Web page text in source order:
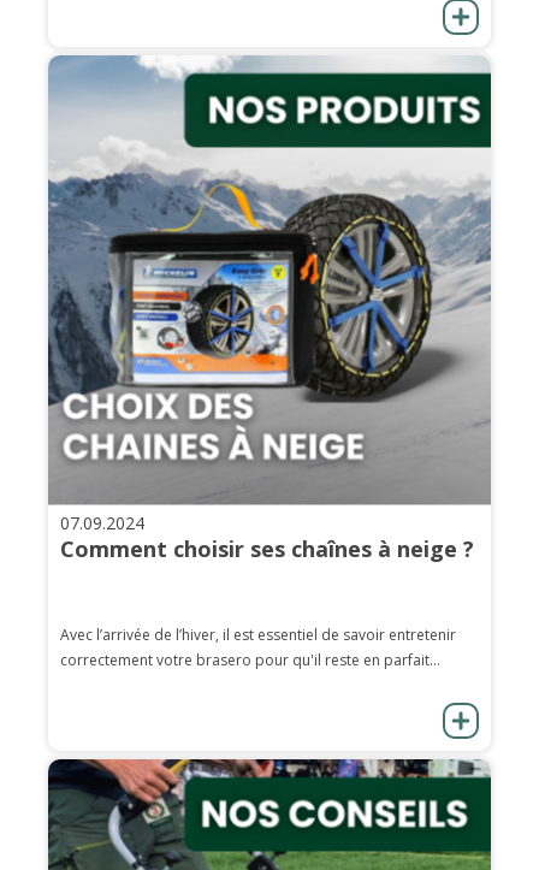
07.09.2024
Comment choisir ses chaînes à neige ?
Avec l’arrivée de l’hiver, il est essentiel de savoir entretenir
correctement votre brasero pour qu'il reste en parfait...